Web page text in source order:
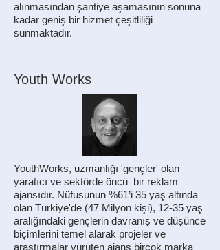
alınmasından şantiye aşamasının sonuna
kadar geniş bir hizmet çeşitliliği
sunmaktadır.
Youth Works
YouthWorks, uzmanlığı 'gençler' olan
yaratıcı ve sektörde öncü bir reklam
ajansıdır. Nüfusunun %61’i 35 yaş altında
olan Türkiye'de (47 Milyon kişi), 12-35 yaş
aralığındaki gençlerin davranış ve düşünce
biçimlerini temel alarak projeler ve
araştırmalar yürüten ajans birçok marka